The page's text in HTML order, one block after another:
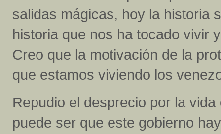
salidas mágicas, hoy la historia
historia que nos ha tocado vivir
Creo que la motivación de la
que estamos viviendo los
Repudio el desprecio por la
puede ser que este gobierno